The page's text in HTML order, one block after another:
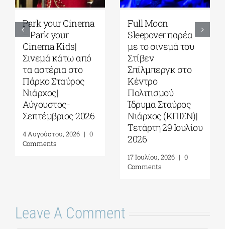
Park your Cinema
– Park your
Cinema Kids|
Σινεμά κάτω από
τα αστέρια στο
Πάρκο Σταύρος
Νιάρχος|
Αύγουστος-
Σεπτέμβριος 2026
4 Αυγούστου, 2026 | 0
Comments
Full Moon
Sleepover παρέα
με το σινεμά του
Στίβεν
Σπίλμπεργκ στο
Κέντρο
Πολιτισμού
Ίδρυμα Σταύρος
Νιάρχος (ΚΠΙΣΝ)|
Τετάρτη 29 Ιουλίου
2026
17 Ιουλίου, 2026 | 0
Comments
Leave A Comment